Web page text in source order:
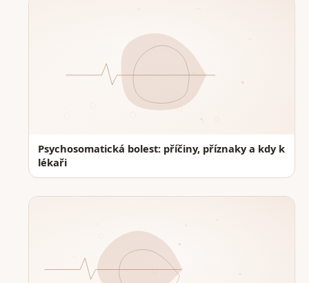
Psychosomatická bolest: příčiny, příznaky a kdy k
lékaři